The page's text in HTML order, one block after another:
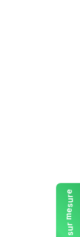
s
u
r
m
e
s
u
r
e